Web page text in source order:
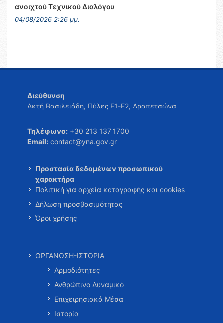
ανοιχτού Τεχνικού Διαλόγου
04/08/2026 2:26 μμ.
Διεύθυνση
Ακτή Βασιλειάδη, Πύλες Ε1-Ε2, Δραπετσώνα
Τηλέφωνο: +30 213 137 1700
Email: contact@yna.gov.gr
Προστασία δεδομένων προσωπικού
χαρακτήρα
Πολιτική για αρχεία καταγραφής και cookies
Δήλωση προσβασιμότητας
Όροι χρήσης
ΟΡΓΑΝΩΣΗ-ΙΣΤΟΡΙΑ
Αρμοδιότητες
Ανθρώπινο Δυναμικό
Επιχειρησιακά Μέσα
Ιστορία